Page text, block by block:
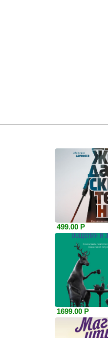
499.00 Р
1699.00 Р